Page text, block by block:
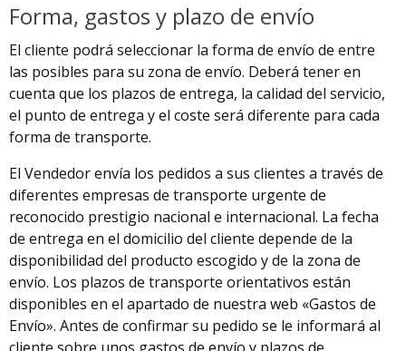
Forma, gastos y plazo de envío
El cliente podrá seleccionar la forma de envío de entre
las posibles para su zona de envío. Deberá tener en
cuenta que los plazos de entrega, la calidad del servicio,
el punto de entrega y el coste será diferente para cada
forma de transporte.
El Vendedor envía los pedidos a sus clientes a través de
diferentes empresas de transporte urgente de
reconocido prestigio nacional e internacional. La fecha
de entrega en el domicilio del cliente depende de la
disponibilidad del producto escogido y de la zona de
envío. Los plazos de transporte orientativos están
disponibles en el apartado de nuestra web «Gastos de
Envío». Antes de confirmar su pedido se le informará al